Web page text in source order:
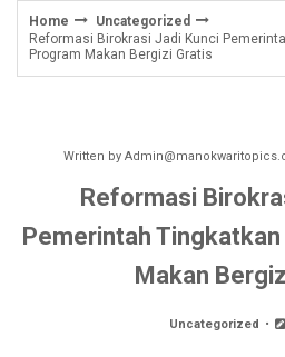
Home
Uncategorized
Reformasi Birokrasi Jadi Kunci
Program Makan Bergizi Gratis
Written by
Reformasi
Pemerintah
Makan
Uncategorized